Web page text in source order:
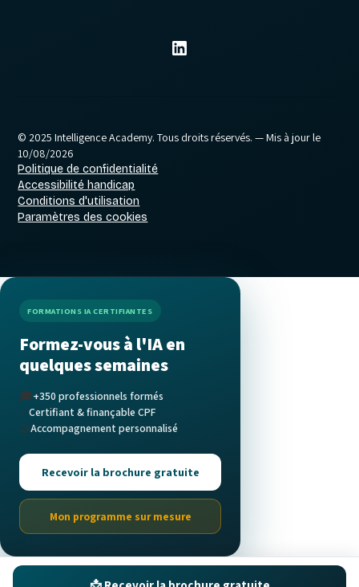
© 2025 Intelligence Academy. Tous droits réservés. — Mis à jour le
10/08/2026
Politique de confidentialité
Accessibilité handicap
Conditions d'utilisation
Paramètres des cookies
FORMATIONS IA CERTIFIANTES
Formez-vous à l'IA en
quelques semaines
🎓+350 professionnels formés
Certifiant & finançable CPF
🤝Accompagnement personnalisé
Recevoir la brochure gratuite
Mon programme sur mesure